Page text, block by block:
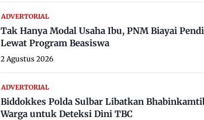
ADVERTORIAL
Tak Hanya Modal Usaha Ibu, PNM Biayai
Lewat Program Beasiswa
2 Agustus 2026
ADVERTORIAL
Biddokkes Polda Sulbar Libatkan
Warga untuk Deteksi Dini TBC